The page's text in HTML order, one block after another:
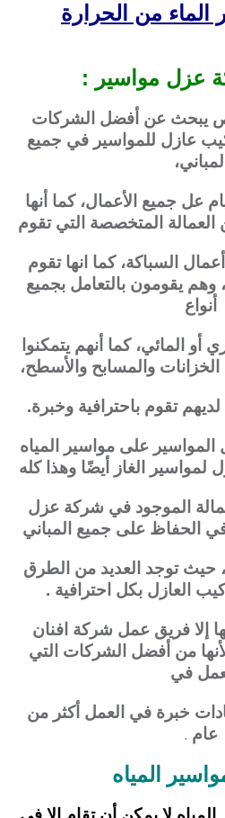
من الحرارة
عزل مواسير :
يبحث عن أفضل الشركات
عازل للمواسير في جميع
المباني،
عل جميع الأعمال، كما أنها
العمالة المتخصصة التي تقوم
السباكة، كما انها تقوم
يقومون بالتعامل بجميع
أنواع
أو المائي، كما أنهم يتمكنوا
والمسابح والأسطح،
تقوم باحترافية وخبرة.
المواسير على مواسير المياه
الغاز أيضًا وهذا كله
الموجود في شركة عزل
الحفاظ على جميع المباني
حيث توجد العديد من الطرق
العازل بكل احترافية .
إلا فريق عمل شركة افنان
من أفضل الشركات التي
في
خبرة في العمل أكثر من
عام .
المياه